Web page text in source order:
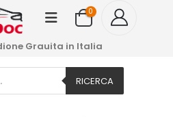
0
Grauita in Italia
RICERCA